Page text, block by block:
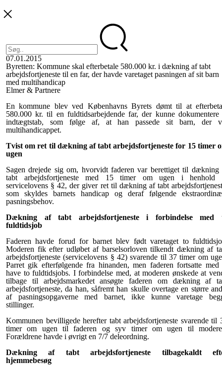
07.01.2015
Byretten: Kommune skal efterbetale 580.000 kr. i dækning af tabt
arbejdsfortjeneste til en far, der havde varetaget pasningen af sit barn
med multihandicap
Elmer & Partnere
En kommune blev ved Københavns Byrets dømt til at
580.000 kr. til en fuldtidsarbejdende far, der kunne dokumentere
indtægtstab, som følge af, at han passede sit barn, der
multihandicappet.
Tvist om ret til dækning af tabt arbejdsfortjeneste for 15 timer
ugen
Sagen drejede sig om, hvorvidt faderen var berettiget til dækning
tabt arbejdsfortjeneste med 15 timer om ugen i henhold
servicelovens § 42, der giver ret til dækning af tabt
som skyldes barnets handicap og deraf følgende
pasningsbehov.
Dækning af tabt arbejdsfortjeneste i forbindelse med
fuldtidsjob
Faderen havde forud for barnet blev født varetaget to
Moderen fik efter udløbet af barselsorloven tilkendt dækning af
arbejdsfortjeneste (servicelovens § 42) svarende til 37 timer om
Parret gik efterfølgende fra hinanden, men faderen fortsatte med
have to fuldtidsjobs. I forbindelse med, at moderen ønskede at
tilbage til arbejdsmarkedet ansøgte faderen om dækning af
arbejdsfortjeneste, da han, såfremt han skulle overtage en større
af pasningsopgaverne med barnet, ikke kunne varetage
stillinger.
Kommunen bevilligede herefter tabt arbejdsfortjeneste svarende til
timer om ugen til faderen og syv timer om ugen til
Forældrene havde i øvrigt en 7/7 deleordning.
Dækning af tabt arbejdsfortjeneste tilbagekaldt
hjemmebesøg